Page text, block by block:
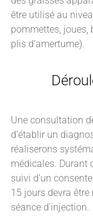
être utilisé au
pommettes, joues,
plis d’amertume).
Une consultation
d’établir un
réaliserons
médicales. Durant
suivi d’un
15 jours devra
séance d’injection.